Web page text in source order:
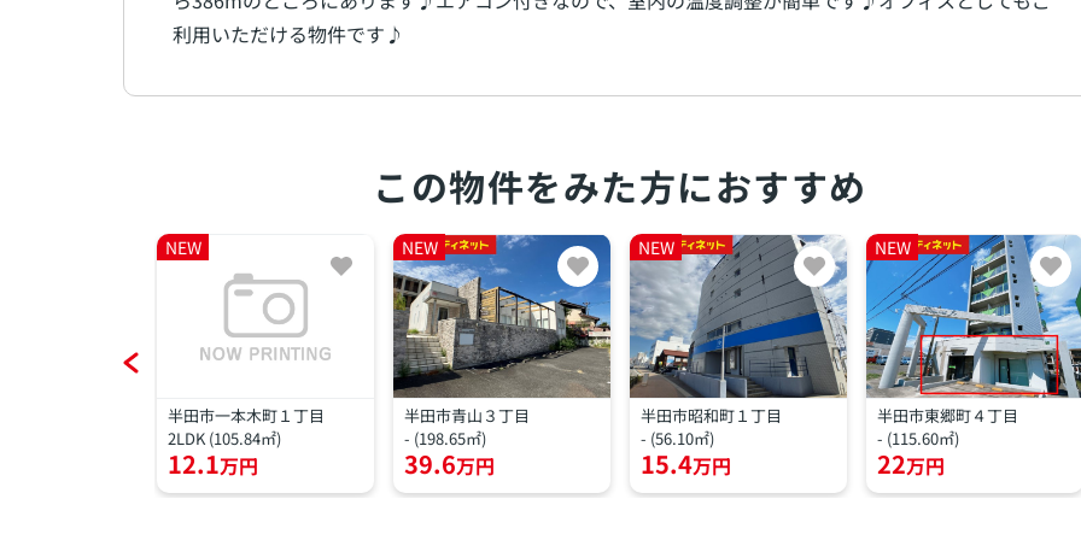
利用いただける物件です♪
この物件をみた方におすすめ
NEW
半田市一本木町１丁目
2LDK (105.84㎡)
12.1万円
NEW
半田市青山３丁目
- (198.65㎡)
39.6万円
NEW
半田市昭和町１丁目
- (56.10㎡)
15.4万円
NEW
半田市東郷町４丁目
- (115.60㎡)
22万円